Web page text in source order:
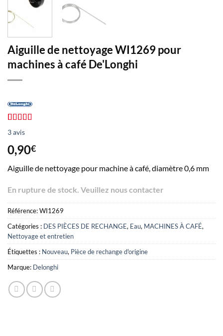
Aiguille de nettoyage WI1269 pour
machines à café De'Longhi
Note de
4,67sur 5
basée sur
3
avis clients
3avis
0,90€
Aiguille de nettoyage pour machine à café, diamètre 0,6 mm
En rupture de stock. Veuillez nous contacter
Référence:WI1269
Catégories : DES PIÈCES DE RECHANGE, Eau, MACHINES À CAFÉ,
Nettoyage et entretien
Étiquettes : Nouveau, Pièce de rechange d'origine
Marque: Delonghi